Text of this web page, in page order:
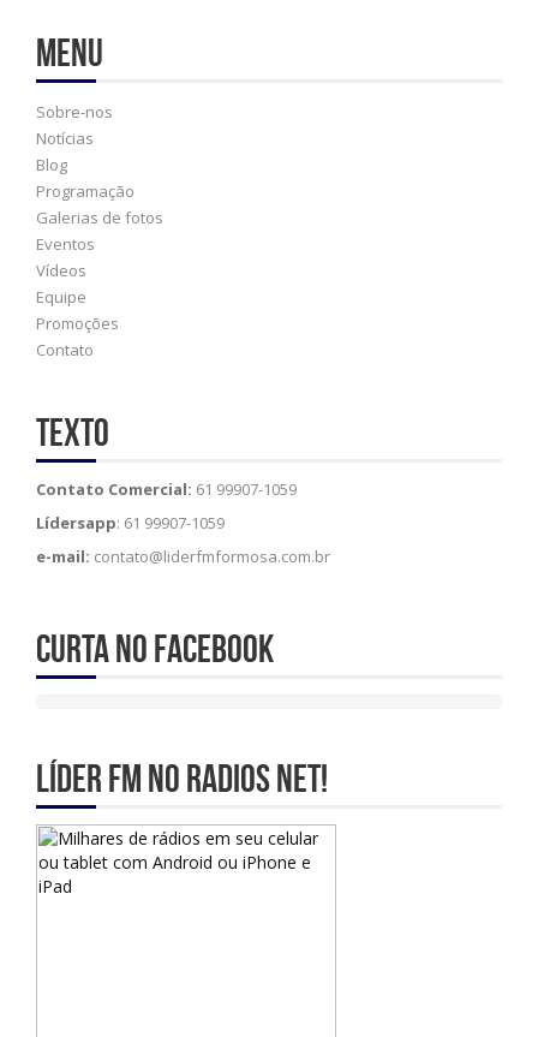
Menu
Sobre-nos
Notícias
Blog
Programação
Galerias de fotos
Eventos
Vídeos
Equipe
Promoções
Contato
Texto
Contato Comercial: 61 99907-1059
Lídersapp: 61 99907-1059
e-mail: contato@liderfmformosa.com.br
Curta no Facebook
Líder Fm no Radios Net!